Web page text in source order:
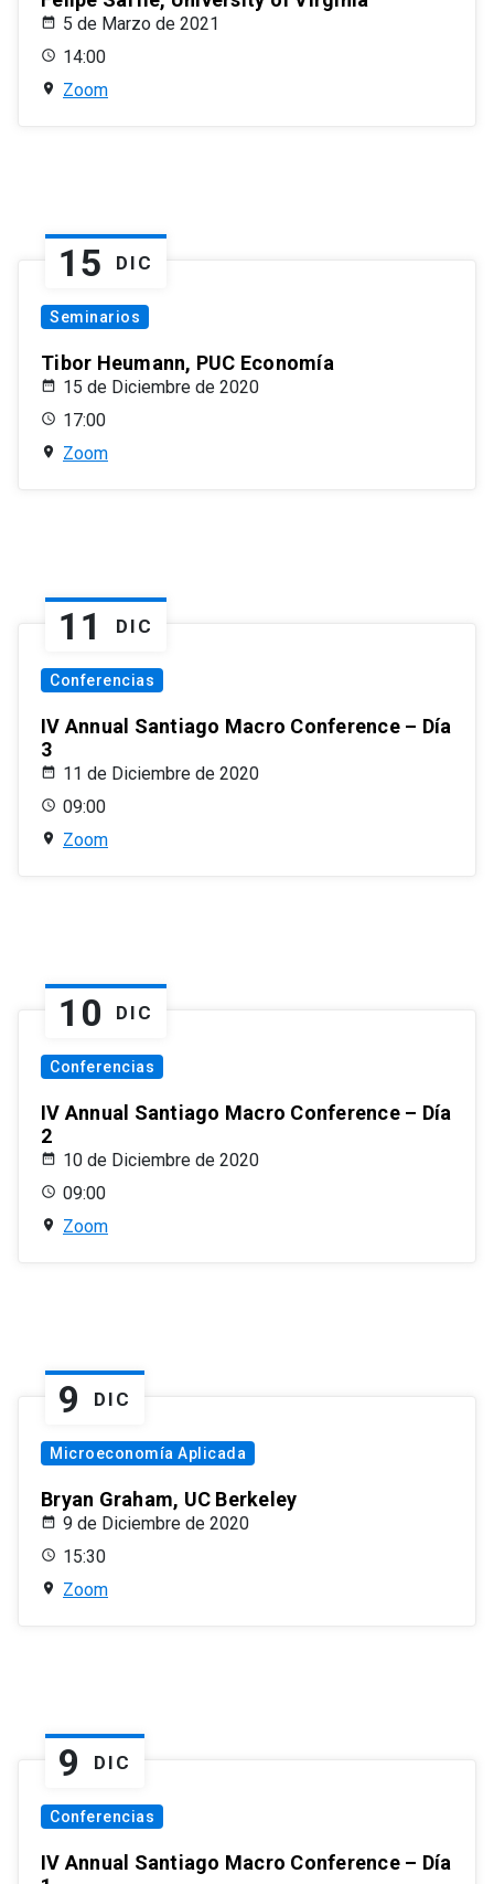
5 de Marzo de 2021
14:00
Zoom
15 DIC
Seminarios
Tibor Heumann, PUC Economía
15 de Diciembre de 2020
17:00
Zoom
11 DIC
Conferencias
IV Annual Santiago Macro Conference – Día
3
11 de Diciembre de 2020
09:00
Zoom
10 DIC
Conferencias
IV Annual Santiago Macro Conference – Día
2
10 de Diciembre de 2020
09:00
Zoom
9 DIC
Microeconomía Aplicada
Bryan Graham, UC Berkeley
9 de Diciembre de 2020
15:30
Zoom
9 DIC
Conferencias
IV Annual Santiago Macro Conference – Día